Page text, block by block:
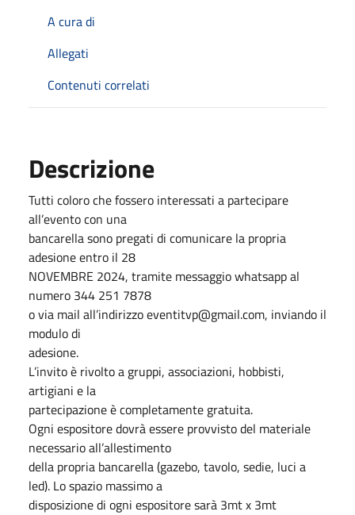
A cura di
Allegati
Contenuti correlati
Descrizione
Tutti coloro che fossero interessati a partecipare
all’evento con una
bancarella sono pregati di comunicare la propria
adesione entro il 28
NOVEMBRE 2024, tramite messaggio whatsapp al
numero 344 251 7878
o via mail all’indirizzo eventitvp@gmail.com, inviando il
modulo di
adesione.
L’invito è rivolto a gruppi, associazioni, hobbisti,
artigiani e la
partecipazione è completamente gratuita.
Ogni espositore dovrà essere provvisto del materiale
necessario all’allestimento
della propria bancarella (gazebo, tavolo, sedie, luci a
led). Lo spazio massimo a
disposizione di ogni espositore sarà 3mt x 3mt